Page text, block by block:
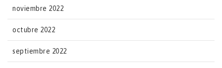
noviembre 2022
octubre 2022
septiembre 2022